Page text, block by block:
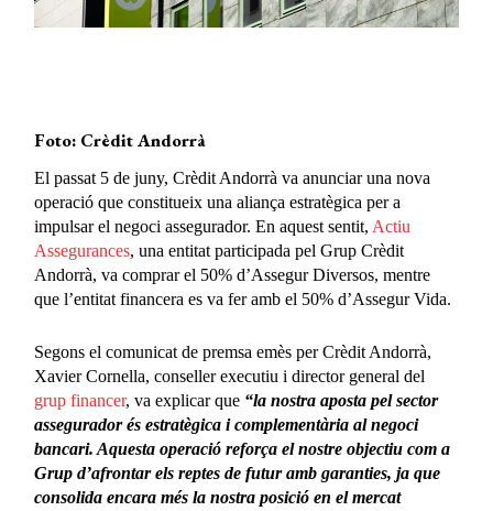
Foto: Crèdit Andorrà
El passat 5 de juny, Crèdit Andorrà va anunciar una nova
operació que constitueix una aliança estratègica per a
impulsar el negoci assegurador. En aquest sentit, Actiu
Assegurances, una entitat participada pel Grup Crèdit
Andorrà, va comprar el 50% d’Assegur Diversos, mentre
que l’entitat financera es va fer amb el 50% d’Assegur Vida.
Segons el comunicat de premsa emès per Crèdit Andorrà,
Xavier Cornella, conseller executiu i director general del
grup financer, va explicar que “la nostra aposta pel sector
assegurador és estratègica i complementària al negoci
bancari. Aquesta operació reforça el nostre objectiu com a
Grup d’afrontar els reptes de futur amb garanties, ja que
consolida encara més la nostra posició en el mercat